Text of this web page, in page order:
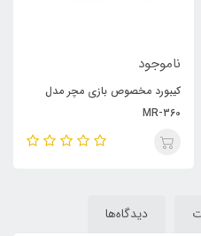
ناموجود
کیبورد مخصوص بازی مچر مدل
MR-360
دیدگاه‌ها